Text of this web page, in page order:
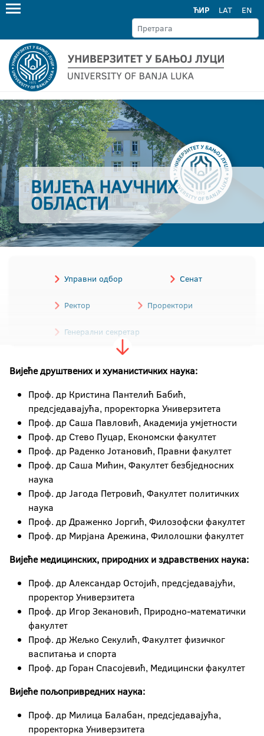
ЋИР LAT EN
ВИЈЕЋА НАУЧНИХ
ОБЛАСТИ
Управни одбор Сенат
Ректор Проректори
Генерални секретар
Финансијски директор
Колегијум
Вијећа научних области
Вијеће друштвених и хуманистичких наука:
Проф. др Кристина Пантелић Бабић,
предсједавајућа, проректорка Универзитета
Проф. др Саша Павловић, Академија умјетности
Проф. др Стево Пуцар, Економски факултет
Проф. др Раденко Јотановић, Правни факултет
Проф. др Саша Мићин, Факултет безбједносних
наука
Проф. др Јагода Петровић, Факултет политичких
наука
Проф. др Драженко Јоргић, Филозофски факултет
Проф. др Мирјана Арежина, Филолошки факултет
Вијеће медицинских, природних и здравствених наука:
Проф. др Александар Остојић, предсједавајући,
проректор Универзитета
Проф. др Игор Зекановић, Природно-математички
факултет
Проф. др Жељко Секулић, Факултет физичког
васпитања и спорта
Проф. др Горан Спасојевић, Медицински факултет
Вијеће пољопривредних наука:
Проф. др Милица Балабан, предсједавајућа,
проректорка Универзитета